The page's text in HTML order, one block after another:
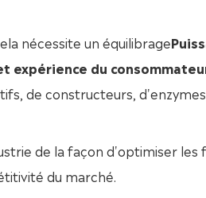
nécessite un équilibrage
expérience du
de constructeurs,
de la façon d'optimiser les
du marché.